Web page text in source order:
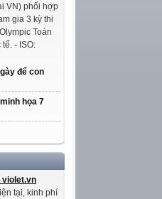
VN) phối hợp
gia 3 kỳ thi
Toán
- ISO:
để con
họa 7
violet.vn
tại, kinh phí